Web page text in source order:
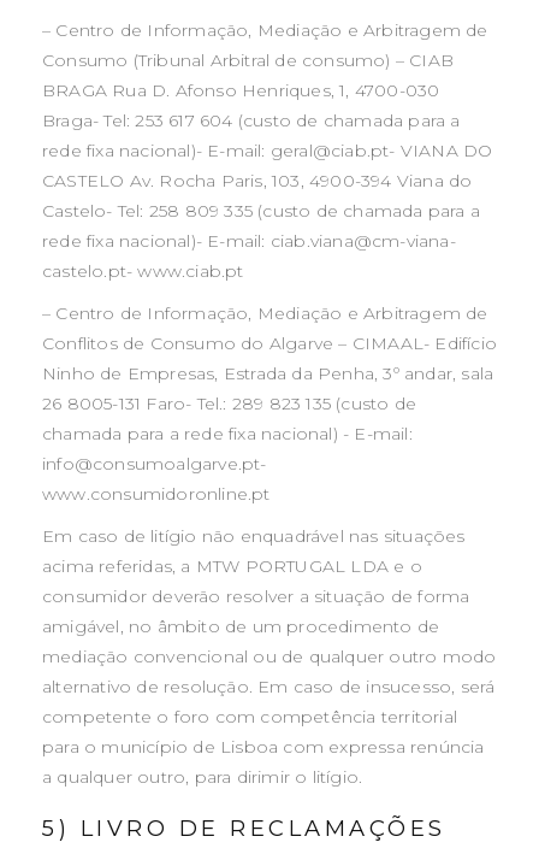
– Centro de Informação, Mediação e Arbitragem de
Consumo (Tribunal Arbitral de consumo) – CIAB
BRAGA Rua D. Afonso Henriques, 1, 4700-030
Braga- Tel: 253 617 604 (custo de chamada para a
rede fixa nacional)- E-mail: geral@ciab.pt- VIANA DO
CASTELO Av. Rocha Paris, 103, 4900-394 Viana do
Castelo- Tel: 258 809 335 (custo de chamada para a
rede fixa nacional)- E-mail: ciab.viana@cm-viana-
castelo.pt- www.ciab.pt
– Centro de Informação, Mediação e Arbitragem de
Conflitos de Consumo do Algarve – CIMAAL- Edifício
Ninho de Empresas, Estrada da Penha, 3º andar, sala
26 8005-131 Faro- Tel.: 289 823 135 (custo de
chamada para a rede fixa nacional) - E-mail:
info@consumoalgarve.pt-
www.consumidoronline.pt
Em caso de litígio não enquadrável nas situações
acima referidas, a MTW PORTUGAL LDA e o
consumidor deverão resolver a situação de forma
amigável, no âmbito de um procedimento de
mediação convencional ou de qualquer outro modo
alternativo de resolução. Em caso de insucesso, será
competente o foro com competência territorial
para o município de Lisboa com expressa renúncia
a qualquer outro, para dirimir o litígio.
5) LIVRO DE RECLAMAÇÕES